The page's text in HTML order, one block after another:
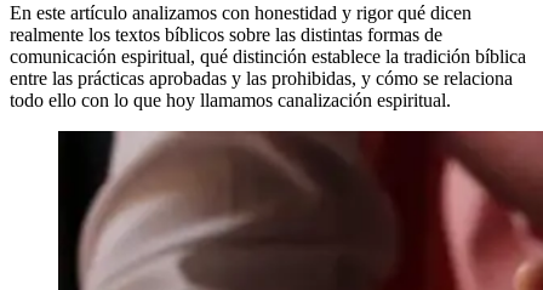
En este artículo analizamos con honestidad y rigor qué dicen
realmente los textos bíblicos sobre las distintas formas de
comunicación espiritual, qué distinción establece la tradición bíblica
entre las prácticas aprobadas y las prohibidas, y cómo se relaciona
todo ello con lo que hoy llamamos canalización espiritual.